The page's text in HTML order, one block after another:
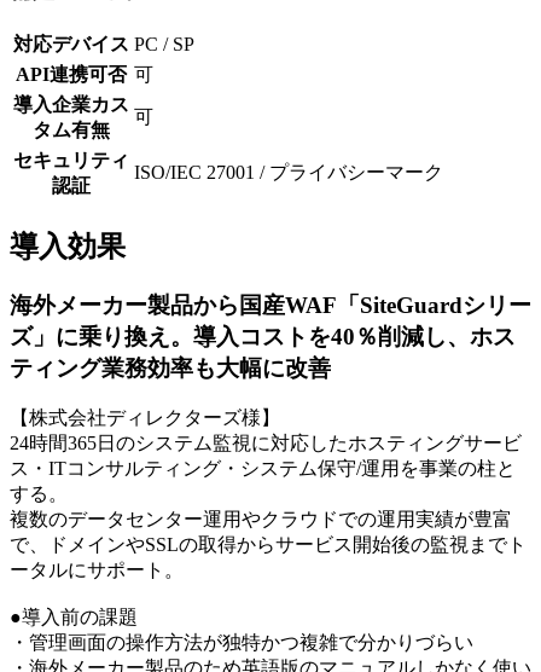
対応デバイス PC / SP
API連携可否 可
導入企業カス
タム有無
可
セキュリティ
認証
ISO/IEC 27001 / プライバシーマーク
導入効果
海外メーカー製品から国産WAF「SiteGuardシリー
ズ」に乗り換え。導入コストを40％削減し、ホス
ティング業務効率も大幅に改善
【株式会社ディレクターズ様】
24時間365日のシステム監視に対応したホスティングサービ
ス・ITコンサルティング・システム保守/運用を事業の柱と
する。
複数のデータセンター運用やクラウドでの運用実績が豊富
で、ドメインやSSLの取得からサービス開始後の監視までト
ータルにサポート。
●導入前の課題
・管理画面の操作方法が独特かつ複雑で分かりづらい